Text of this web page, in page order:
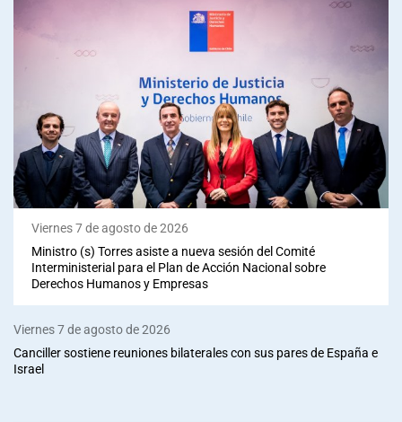
Viernes 7 de agosto de 2026
Ministro (s) Torres asiste a nueva sesión del Comité
Interministerial para el Plan de Acción Nacional sobre
Derechos Humanos y Empresas
Viernes 7 de agosto de 2026
Canciller sostiene reuniones bilaterales con sus pares de España e
Israel